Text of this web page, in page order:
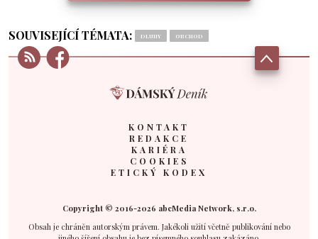
SOUVISEJÍCÍ TÉMATA: DLUHY OBCHOD
KONTAKT
REDAKCE
KARIÉRA
COOKIES
ETICKÝ KODEX
Copyright © 2016-2026 abcMedia Network, s.r.o.
Obsah je chráněn autorským právem. Jakékoli užití včetně publikování nebo